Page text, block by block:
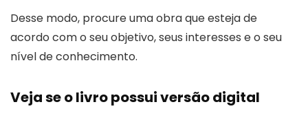
Desse modo, procure uma obra que esteja de
acordo com o seu objetivo, seus interesses e o seu
nível de conhecimento.
Veja se o livro possui versão digital